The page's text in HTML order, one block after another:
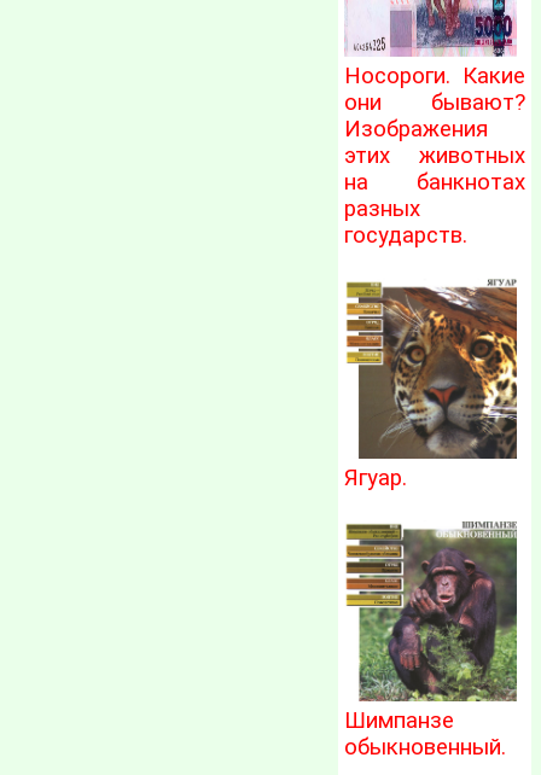
Носороги. Какие
они бывают?
Изображения
этих животных
на банкнотах
разных
государств.
Ягуар.
Шимпанзе
обыкновенный.